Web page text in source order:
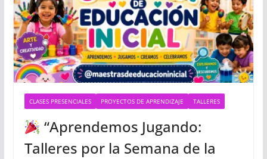
CLASES PRESENCIALES PROYECTOS DE APRENDIZAJE TALLERES
“Aprendemos Jugando:
Talleres por la Semana de la